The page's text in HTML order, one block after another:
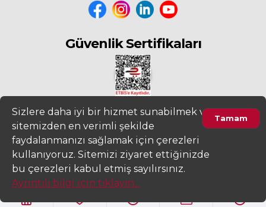
Güvenlik Sertifikaları
2022 www.fiyatdeposu.com
Altera Bilgi Teknolojileri LTD. ŞTİ. Her
Hakkı Saklıdır.
Gizlilik ve KVKK Aydınlatma Metni Kullanım Sözleşmesi
Tamam
Sizlere daha iyi bir hizmet sunabilmek ve
sitemizden en verimli şekilde
faydalanmanızı sağlamak için çerezleri
kullanıyoruz. Sitemizi ziyaret ettiğinizde
bu çerezleri kabul etmiş sayılırsınız.
Ayrıntılı bilgi için tıklayın...
Ürünleri Filtrele